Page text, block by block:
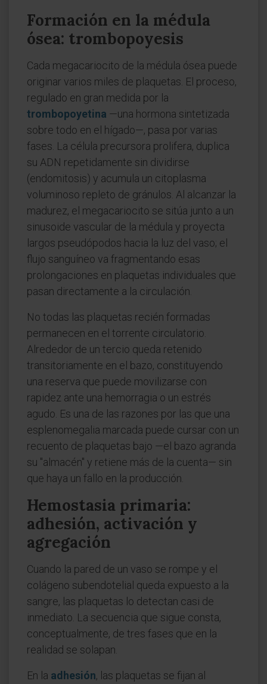
Formación en la médula
ósea: trombopoyesis
Cada megacariocito de la médula ósea puede
originar varios miles de plaquetas. El proceso,
regulado en gran medida por la
trombopoyetina —una hormona sintetizada
sobre todo en el hígado—, pasa por varias
fases. La célula precursora prolifera, duplica
su ADN repetidamente sin dividirse
(endomitosis) y acumula un citoplasma
voluminoso repleto de gránulos. Al alcanzar la
madurez, el megacariocito se sitúa junto a un
sinusoide vascular de la médula y proyecta
largos pseudópodos hacia la luz del vaso; el
flujo sanguíneo va fragmentando esas
prolongaciones en plaquetas individuales que
pasan directamente a la circulación.
No todas las plaquetas recién formadas
permanecen en el torrente circulatorio.
Alrededor de un tercio queda retenido
transitoriamente en el bazo, constituyendo
una reserva que puede movilizarse con
rapidez ante una hemorragia o un estrés
agudo. Es una de las razones por las que una
esplenomegalia marcada puede cursar con un
recuento de plaquetas bajo —el bazo agranda
su "almacén" y retiene más de la cuenta— sin
que haya un fallo en la producción.
Hemostasia primaria:
adhesión, activación y
agregación
Cuando la pared de un vaso se rompe y el
colágeno subendotelial queda expuesto a la
sangre, las plaquetas lo detectan casi de
inmediato. La secuencia que sigue consta,
conceptualmente, de tres fases que en la
realidad se solapan.
En la adhesión, las plaquetas se fijan al